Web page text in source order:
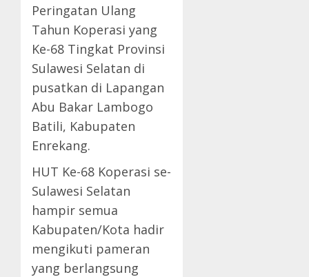
Peringatan Ulang
Tahun Koperasi yang
Ke-68 Tingkat Provinsi
Sulawesi Selatan di
pusatkan di Lapangan
Abu Bakar Lambogo
Batili, Kabupaten
Enrekang.
HUT Ke-68 Koperasi se-
Sulawesi Selatan
hampir semua
Kabupaten/Kota hadir
mengikuti pameran
yang berlangsung